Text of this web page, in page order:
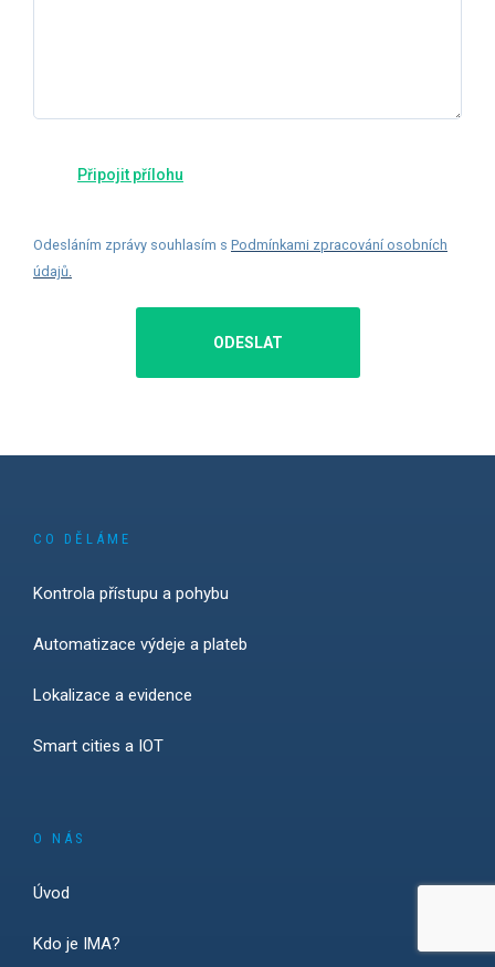
Odesláním zprávy souhlasím s Podmínkami zpracování osobních
údajů
ODESLAT
CO DĚLÁME
Kontrola přístupu a pohybu
Automatizace výdeje a plateb
Lokalizace a evidence
Smart cities a IOT
O NÁS
Úvod
Kdo je IMA?